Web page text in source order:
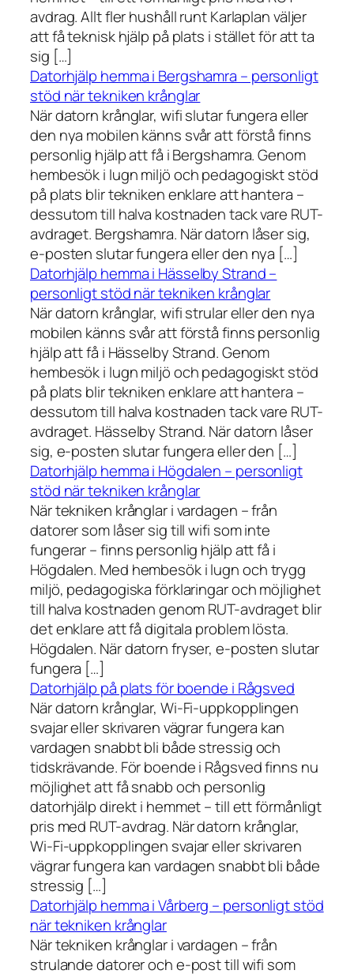
avdrag. Allt fler hushåll runt Karlaplan väljer
att få teknisk hjälp på plats i stället för att ta
sig […]
Datorhjälp hemma i Bergshamra – personligt
stöd när tekniken krånglar
När datorn krånglar, wifi slutar fungera eller
den nya mobilen känns svår att förstå finns
personlig hjälp att få i Bergshamra. Genom
hembesök i lugn miljö och pedagogiskt stöd
på plats blir tekniken enklare att hantera –
dessutom till halva kostnaden tack vare RUT-
avdraget. Bergshamra. När datorn låser sig,
e-posten slutar fungera eller den nya […]
Datorhjälp hemma i Hässelby Strand –
personligt stöd när tekniken krånglar
När datorn krånglar, wifi strular eller den nya
mobilen känns svår att förstå finns personlig
hjälp att få i Hässelby Strand. Genom
hembesök i lugn miljö och pedagogiskt stöd
på plats blir tekniken enklare att hantera –
dessutom till halva kostnaden tack vare RUT-
avdraget. Hässelby Strand. När datorn låser
sig, e-posten slutar fungera eller den […]
Datorhjälp hemma i Högdalen – personligt
stöd när tekniken krånglar
När tekniken krånglar i vardagen – från
datorer som låser sig till wifi som inte
fungerar – finns personlig hjälp att få i
Högdalen. Med hembesök i lugn och trygg
miljö, pedagogiska förklaringar och möjlighet
till halva kostnaden genom RUT-avdraget blir
det enklare att få digitala problem lösta.
Högdalen. När datorn fryser, e-posten slutar
fungera […]
Datorhjälp på plats för boende i Rågsved
När datorn krånglar, Wi-Fi-uppkopplingen
svajar eller skrivaren vägrar fungera kan
vardagen snabbt bli både stressig och
tidskrävande. För boende i Rågsved finns nu
möjlighet att få snabb och personlig
datorhjälp direkt i hemmet – till ett förmånligt
pris med RUT-avdrag. När datorn krånglar,
Wi-Fi-uppkopplingen svajar eller skrivaren
vägrar fungera kan vardagen snabbt bli både
stressig […]
Datorhjälp hemma i Vårberg – personligt stöd
när tekniken krånglar
När tekniken krånglar i vardagen – från
strulande datorer och e-post till wifi som